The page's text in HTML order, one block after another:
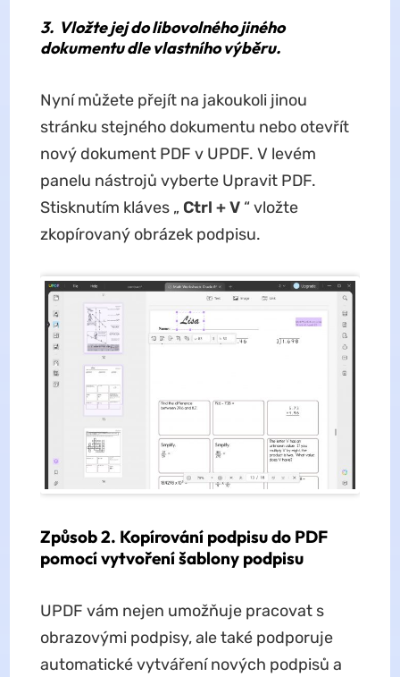
3. Vložte jej do libovolného jiného
dokumentu dle vlastního výběru.
Nyní můžete přejít na jakoukoli jinou
stránku stejného dokumentu nebo otevřít
nový dokument PDF v UPDF. V levém
panelu nástrojů vyberte Upravit PDF.
Stisknutím kláves „ Ctrl + V“ vložte
zkopírovaný obrázek podpisu.
Způsob 2. Kopírování podpisu do PDF
pomocí vytvoření šablony podpisu
UPDF vám nejen umožňuje pracovat s
obrazovými podpisy, ale také podporuje
automatické vytváření nových podpisů a